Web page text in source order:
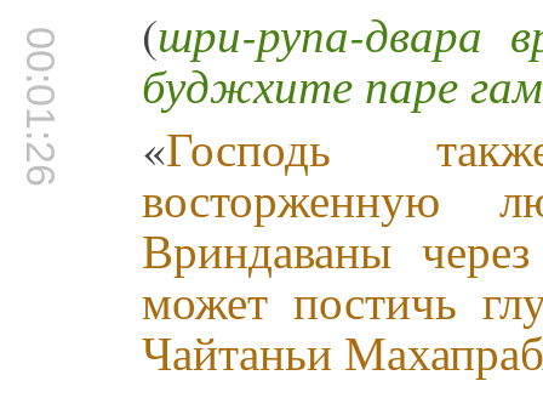
00:01:26 (шри-рупа-двара
буджхите паре
«Господь
восторженную
Вриндаваны
может постичь
Чайтаньи